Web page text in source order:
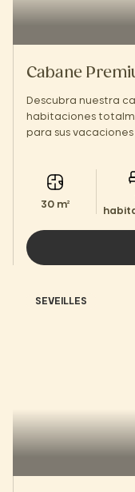
Cabane
Descubra nuestra
habitaciones
para sus
30 m²
SEVEILLES